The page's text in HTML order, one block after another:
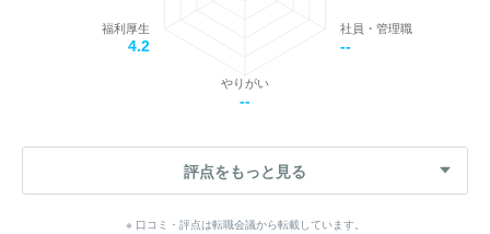
社員・管理職
--
やりがい
--
福利厚生
4.2
評点をもっと見る
※ 口コミ・評点は転職会議から転載しています。